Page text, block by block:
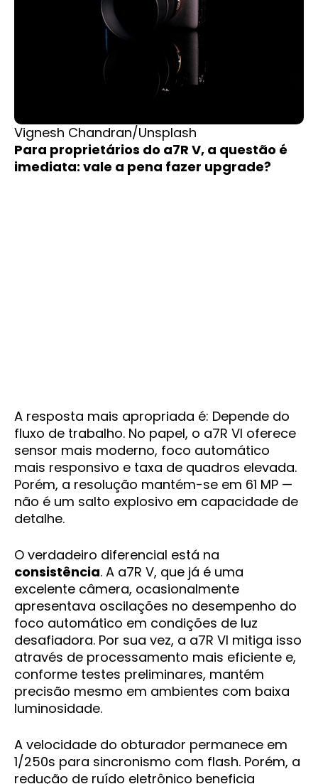
Vignesh Chandran/Unsplash
Para proprietários do a7R V, a questão é
imediata: vale a pena fazer upgrade?
A resposta mais apropriada é: Depende do
fluxo de trabalho. No papel, o a7R VI oferece
sensor mais moderno, foco automático
mais responsivo e taxa de quadros elevada.
Porém, a resolução mantém-se em 61 MP —
não é um salto explosivo em capacidade de
detalhe.
O verdadeiro diferencial está na
consistência. A a7R V, que já é uma
excelente câmera, ocasionalmente
apresentava oscilações no desempenho do
foco automático em condições de luz
desafiadora. Por sua vez, a a7R VI mitiga isso
através de processamento mais eficiente e,
conforme testes preliminares, mantém
precisão mesmo em ambientes com baixa
luminosidade.
A velocidade do obturador permanece em
1/250s para sincronismo com flash. Porém, a
redução de ruído eletrônico beneficia